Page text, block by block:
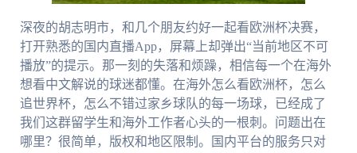
深夜的胡志明市，和几个朋友约好一起看欧洲杯决赛，
打开熟悉的国内直播App，屏幕上却弹出“当前地区不可
播放”的提示。那一刻的失落和烦躁，相信每一个在海外
想看中文解说的球迷都懂。在海外怎么看欧洲杯，怎么
追世界杯，怎么不错过家乡球队的每一场球，已经成了
我们这群留学生和海外工作者心头的一根刺。问题出在
哪里？很简单，版权和地区限制。国内平台的服务只对